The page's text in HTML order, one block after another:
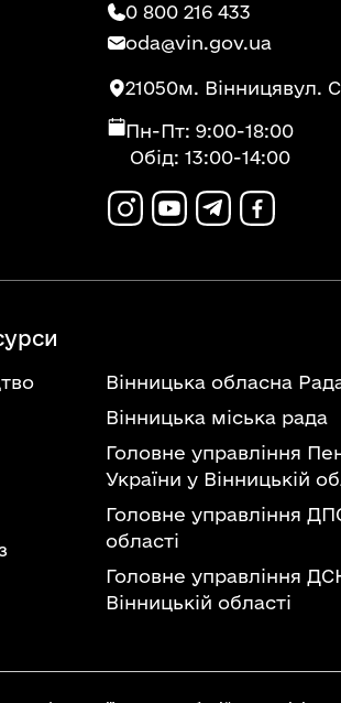
0 800 216 433
oda@vin.gov.ua
21050м. Вінницявул.
Пн-Пт: 9:00-18:00
Обід: 13:00-14:00
Вінницька обласна
Вінницька міська рада
Головне управління
України у Вінницькій
Головне управління
області
Головне управління
Вінницькій області